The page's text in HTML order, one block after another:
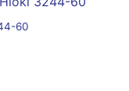
60